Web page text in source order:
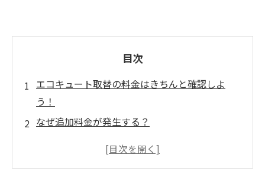
目次
エコキュート取替の料金はきちんと確認しよ
う！
なぜ追加料金が発生する？
設置環境や配管状態で内容が変わる